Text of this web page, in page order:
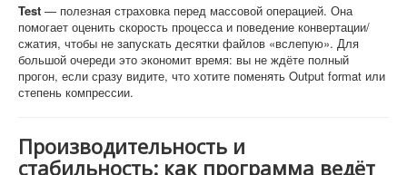
Test — полезная страховка перед массовой операцией. Она
помогает оценить скорость процесса и поведение конвертации/
сжатия, чтобы не запускать десятки файлов «вслепую». Для
большой очереди это экономит время: вы не ждёте полный
прогон, если сразу видите, что хотите поменять Output format или
степень компрессии.
Производительность и
стабильность: как программа ведёт